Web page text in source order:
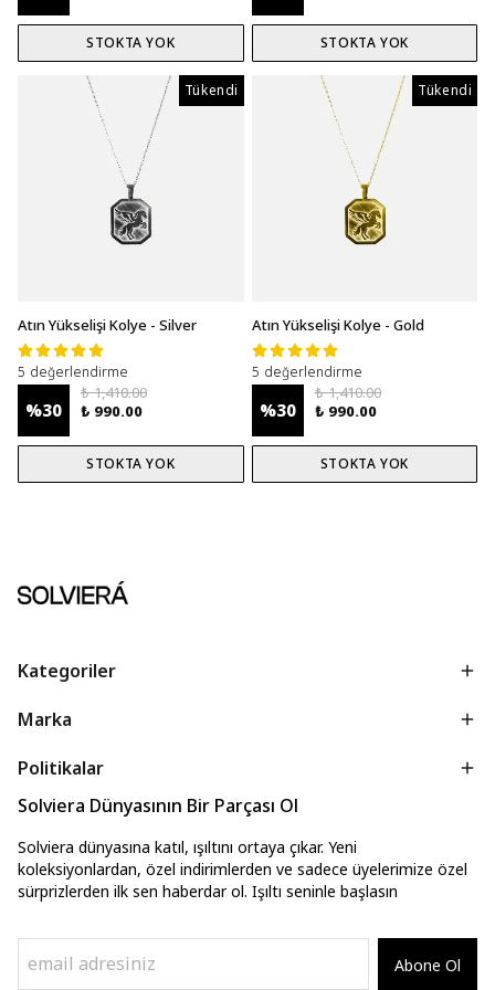
STOKTA YOK STOKTA YOK
Tükendi
Atın Yükselişi Kolye - Silver
5 değerlendirme
%30
₺ 1,410.00
₺ 990.00
STOKTA YOK
Tükendi
Atın Yükselişi Kolye - Gold
5 değerlendirme
%30
₺ 1,410.00
₺ 990.00
STOKTA YOK
Kategoriler
Marka
Politikalar
Solviera Dünyasının Bir Parçası Ol
Solviera dünyasına katıl, ışıltını ortaya çıkar. Yeni
koleksiyonlardan, özel indirimlerden ve sadece üyelerimize özel
sürprizlerden ilk sen haberdar ol. Işıltı seninle başlasın
Abone Ol